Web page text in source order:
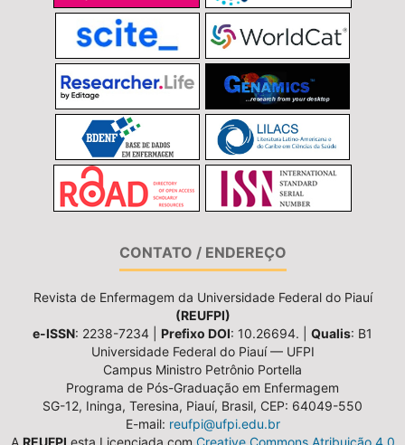
CONTATO / ENDEREÇO
Revista de Enfermagem da Universidade Federal do Piauí
(REUFPI)
e-ISSN: 2238-7234 | Prefixo DOI: 10.26694. | Qualis: B1
Universidade Federal do Piauí — UFPI
Campus Ministro Petrônio Portella
Programa de Pós-Graduação em Enfermagem
SG-12, Ininga, Teresina, Piauí, Brasil, CEP: 64049-550
E-mail: reufpi@ufpi.edu.br
A REUFPI esta Licenciada com Creative Commons Atribuição 4.0